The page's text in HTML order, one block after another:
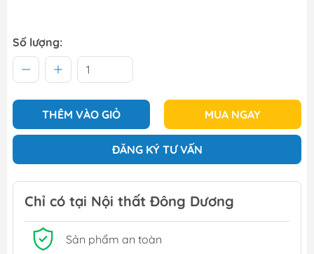
Số lượng:
THÊM VÀO GIỎ MUA NGAY
ĐĂNG KÝ TƯ VẤN
Chỉ có tại Nội thất Đông Dương
Sản phẩm an toàn